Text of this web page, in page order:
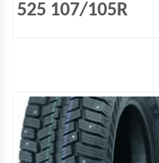
525 107/105R